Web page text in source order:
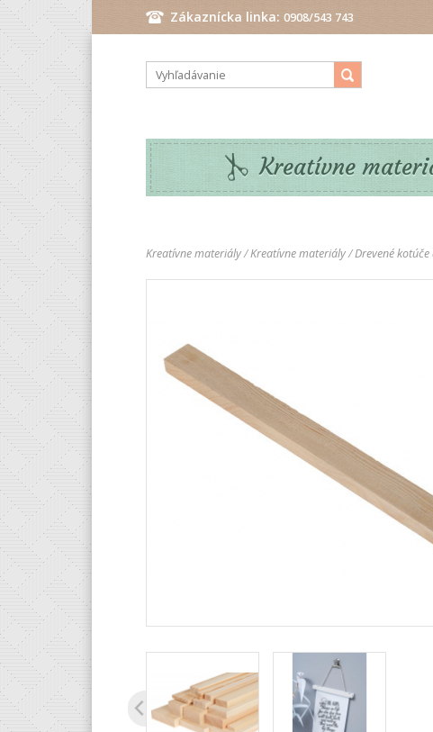
Zákaznícka linka: 0908/543 743
Kreatívne
Kreatívne materiály/Kreatívne materiály/Drevené